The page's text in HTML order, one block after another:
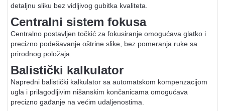
detaljnu sliku bez vidljivog gubitka kvaliteta.
Centralni sistem fokusa
Centralno postavljen točkić za fokusiranje omogućava glatko i
precizno podešavanje oštrine slike, bez pomeranja ruke sa
prirodnog položaja.
Balistički kalkulator
Napredni balistički kalkulator sa automatskom kompenzacijom
ugla i prilagodljivim nišanskim končanicama omogućava
precizno gađanje na većim udaljenostima.